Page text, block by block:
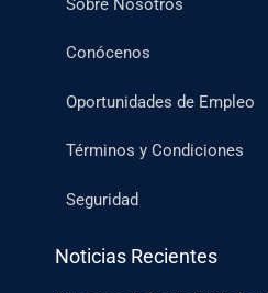
Conócenos
Oportunidades de Empleo
Términos y Condiciones
Seguridad
Noticias Recientes